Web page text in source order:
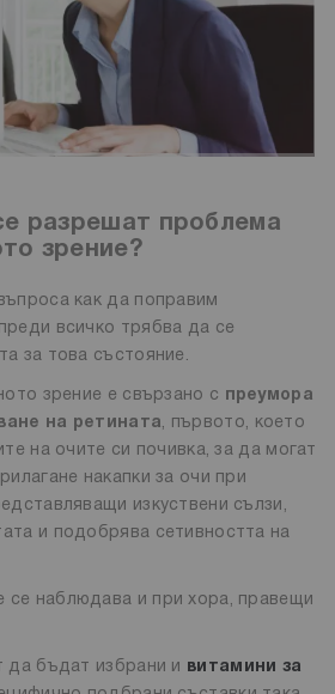
разрешат проблема
зрение?
как да поправим
всичко трябва да се
за това състояние.
зрение е свързано с преумора
на ретината, първото, което
на очите си почивка, за да могат
накапки за очи при
изкуствени сълзи,
и подобрява сетивността на
се наблюдава и при хора, правещи
да бъдат избрани и витамини за